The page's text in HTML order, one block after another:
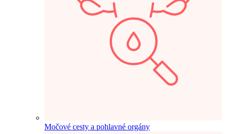
Močové cesty a pohlavné orgány